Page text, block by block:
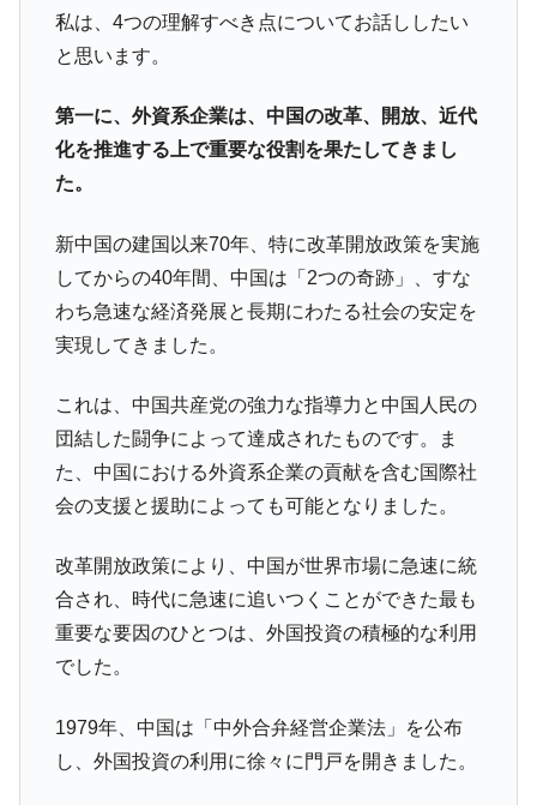
『Money1』
『韓国銀行』が「金の保有量を増やしま
す」⇒「金を経由するドル入手」手段ではないのか？
ル」まで拡大 ⇒ 海外資金の動きに強く左右される状態
『Money1』
韓国･帰ってきた李在明。李在明を支持しな
い「50.5％」に上昇
た ⇒ 国家が行った恐るべき株価操作であり、空前の国政壟
『Money1』
韓国･警察職員が「丸刈りになって抗議活
動」
国の過剰生産が世界を蝕む。
『Money1』
韓国製造業「半導体絶好調」のウラで他業
種は全般的「不調」⇒ PSIが示す現況は決して良くない。
『Money1』
【米韓激突案件】韓国消費者院が『クーパ
『Money1』 韓国で猛暑。南東部では干ばつ
「KDDX」1番艦、2032年竣工と公示
『Money1』
韓国政府『BYD』車への補助金を全廃 ⇒ 実
は韓国で『BYD』車は売れている。6カ月で対前年同期比
私は、4つの理解すべき点についてお話ししたい
と思います。
第一に、外資系企業は、中国の改革、開放、近代
化を推進する上で重要な役割を果たしてきまし
た。
新中国の建国以来70年、特に改革開放政策を実施
してからの40年間、中国は「2つの奇跡」、すな
わち急速な経済発展と長期にわたる社会の安定を
実現してきました。
これは、中国共産党の強力な指導力と中国人民の
団結した闘争によって達成されたものです。ま
た、中国における外資系企業の貢献を含む国際社
会の支援と援助によっても可能となりました。
改革開放政策により、中国が世界市場に急速に統
合され、時代に急速に追いつくことができた最も
重要な要因のひとつは、外国投資の積極的な利用
でした。
1979年、中国は「中外合弁経営企業法」を公布
し、外国投資の利用に徐々に門戸を開きました。